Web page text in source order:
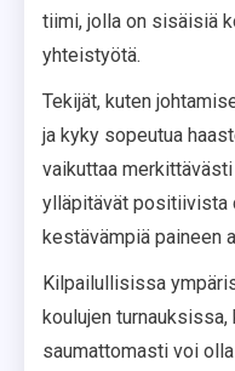
tiimi, jolla on sisäisiä
yhteistyötä.
Tekijät, kuten
ja kyky sopeutua
vaikuttaa
ylläpitävät positiivista
kestävämpiä paineen
Kilpailullisissa
koulujen
saumattomasti voi